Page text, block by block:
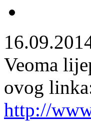
Veoma
ovog
http://